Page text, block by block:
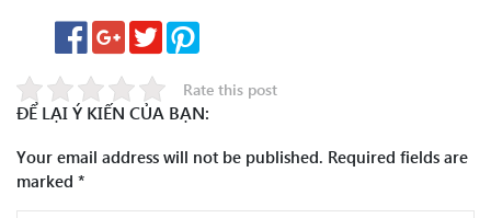
Rate this post
ĐỂ LẠI Ý KIẾN CỦA BẠN:
Your email address will not be published. Required fields are
marked *